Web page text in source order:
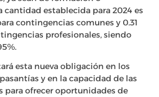
cantidad establecida para 2024 es
contingencias comunes y 0.31
profesionales, siendo
esta nueva obligación en los
y en la capacidad de las
para ofrecer oportunidades de